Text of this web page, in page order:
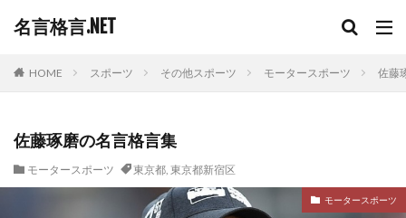
名言格言.NET
HOME スポーツ その他スポーツ モータースポーツ 佐藤
佐藤琢磨の名言格言集
モータースポーツ 東京都, 東京都新宿区
モータースポーツ